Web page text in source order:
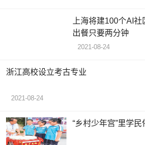
上海将建100个AI
出餐只要两分钟
2021-08-24
浙江高校设立考古专业
2021-08-24
“乡村少年宫”里学民